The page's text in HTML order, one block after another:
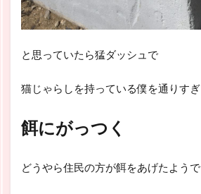
と思っていたら猛ダッシュで
猫じゃらしを持っている僕を通りすぎ
餌にがっつく
どうやら住民の方が餌をあげたようで